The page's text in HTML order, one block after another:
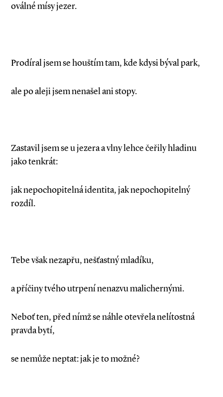
oválné mísy jezer.
Prodíral jsem se houštím tam, kde kdysi býval park,
ale po aleji jsem nenašel ani stopy.
Zastavil jsem se u jezera a vlny lehce čeřily hladinu
jako tenkrát:
jak nepochopitelná identita, jak nepochopitelný
rozdíl.
Tebe však nezapřu, nešťastný mladíku,
a příčiny tvého utrpení nenazvu malichernými.
Neboť ten, před nímž se náhle otevřela nelítostná
pravda bytí,
se nemůže neptat: jak je to možné?